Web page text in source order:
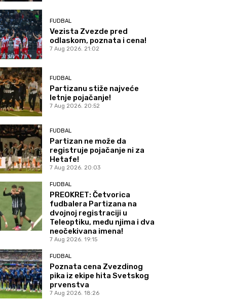
FUDBAL
Vezista Zvezde pred
odlaskom, poznata i cena!
7 Aug 2026. 21:02
FUDBAL
Partizanu stiže najveće
letnje pojačanje!
7 Aug 2026. 20:52
FUDBAL
Partizan ne može da
registruje pojačanje ni za
Hetafe!
7 Aug 2026. 20:03
FUDBAL
PREOKRET: Četvorica
fudbalera Partizana na
dvojnoj registraciji u
Teleoptiku, među njima i dva
neočekivana imena!
7 Aug 2026. 19:15
FUDBAL
Poznata cena Zvezdinog
pika iz ekipe hita Svetskog
prvenstva
7 Aug 2026. 18:26